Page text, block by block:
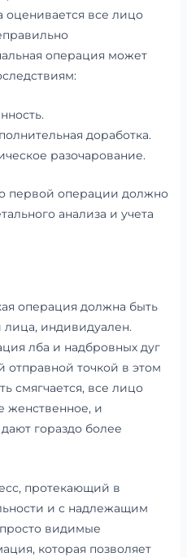
оценивается все лицо
операция может
доработка.
разочарование.
первой операции должно
анализа и учета
операция должна быть
индивидуален.
лба и надбровных дуг
отправной точкой в этом
смягчается, все лицо
женственное, и
гораздо более
протекающий в
и с надлежащим
видимые
которая позволяет